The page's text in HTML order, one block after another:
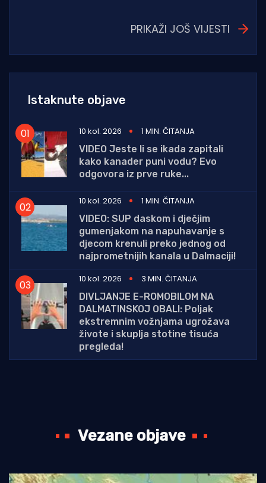
PRIKAŽI JOŠ VIJESTI
Istaknute objave
10 kol. 2026
1 MIN. ČITANJA
VIDEO Jeste li se ikada zapitali
kako kanader puni vodu? Evo
odgovora iz prve ruke...
10 kol. 2026
1 MIN. ČITANJA
VIDEO: SUP daskom i dječjim
gumenjakom na napuhavanje s
djecom krenuli preko jednog od
najprometnijih kanala u Dalmaciji!
10 kol. 2026
3 MIN. ČITANJA
DIVLJANJE E-ROMOBILOM NA
DALMATINSKOJ OBALI: Poljak
ekstremnim vožnjama ugrožava
živote i skuplja stotine tisuća
pregleda!
Vezane objave